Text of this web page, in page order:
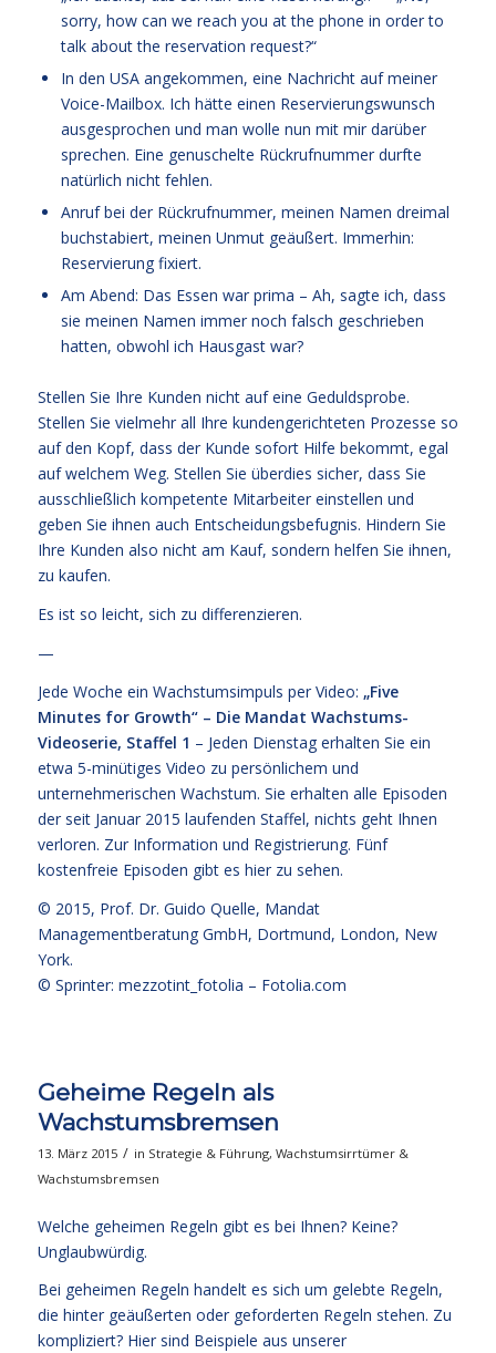
sorry, how can we reach you at the phone in order to
talk about the reservation request?“
In den USA angekommen, eine Nachricht auf meiner
Voice-Mailbox. Ich hätte einen Reservierungswunsch
ausgesprochen und man wolle nun mit mir darüber
sprechen. Eine genuschelte Rückrufnummer durfte
natürlich nicht fehlen.
Anruf bei der Rückrufnummer, meinen Namen dreimal
buchstabiert, meinen Unmut geäußert. Immerhin:
Reservierung fixiert.
Am Abend: Das Essen war prima – Ah, sagte ich, dass
sie meinen Namen immer noch falsch geschrieben
hatten, obwohl ich Hausgast war?
Stellen Sie Ihre Kunden nicht auf eine Geduldsprobe.
Stellen Sie vielmehr all Ihre kundengerichteten Prozesse so
auf den Kopf, dass der Kunde sofort Hilfe bekommt, egal
auf welchem Weg. Stellen Sie überdies sicher, dass Sie
ausschließlich kompetente Mitarbeiter einstellen und
geben Sie ihnen auch Entscheidungsbefugnis. Hindern Sie
Ihre Kunden also nicht am Kauf, sondern helfen Sie ihnen,
zu kaufen.
Es ist so leicht, sich zu differenzieren.
—
Jede Woche ein Wachstumsimpuls per Video: „Five
Minutes for Growth“ – Die Mandat Wachstums-
Videoserie, Staffel 1 – Jeden Dienstag erhalten Sie ein
etwa 5-minütiges Video zu persönlichem und
unternehmerischen Wachstum. Sie erhalten alle Episoden
der seit Januar 2015 laufenden Staffel, nichts geht Ihnen
verloren. Zur Information und Registrierung. Fünf
kostenfreie Episoden gibt es hier zu sehen.
© 2015, Prof. Dr. Guido Quelle, Mandat
Managementberatung GmbH, Dortmund, London, New
York.
© Sprinter: mezzotint_fotolia – Fotolia.com
Geheime Regeln als
Wachstumsbremsen
13. März 2015 / in Strategie & Führung, Wachstumsirrtümer &
Wachstumsbremsen
Welche geheimen Regeln gibt es bei Ihnen? Keine?
Unglaubwürdig.
Bei geheimen Regeln handelt es sich um gelebte Regeln,
die hinter geäußerten oder geforderten Regeln stehen. Zu
kompliziert? Hier sind Beispiele aus unserer